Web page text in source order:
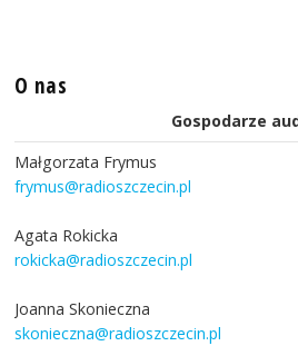
O nas
Gospodarze
Małgorzata Frymus
frymus@radioszczecin.pl
Agata Rokicka
rokicka@radioszczecin.pl
Joanna Skonieczna
skonieczna@radioszczecin.pl